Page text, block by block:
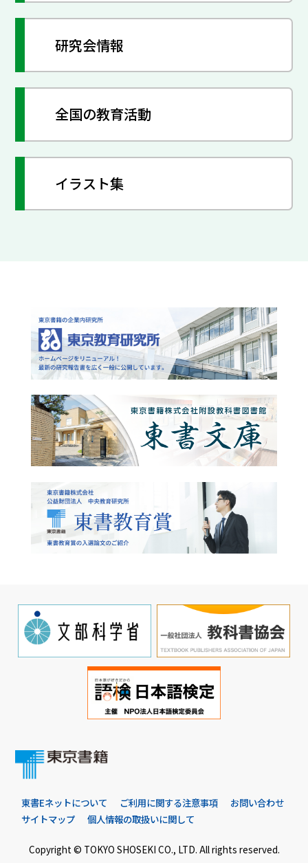
研究会情報
全国の教育活動
イラスト集
東書Eネットについて ご利用に関する注意事項
お問い合わせ
サイトマップ
個人情報の取扱いに関して
Copyright © TOKYO SHOSEKI CO., LTD. All rights reserved.